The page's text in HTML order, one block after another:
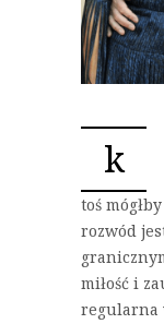
k
toś
rozwód
miłość i
regularna